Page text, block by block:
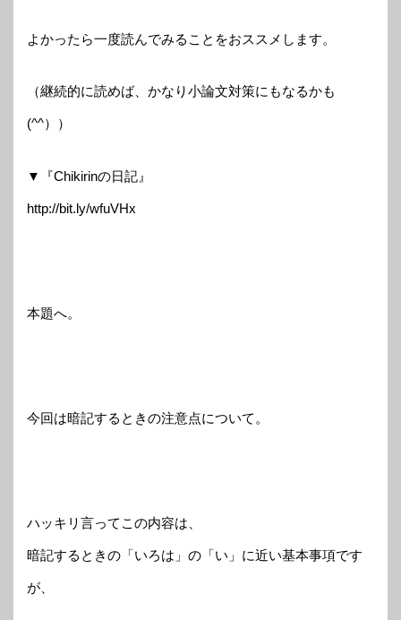
よかったら一度読んでみることをおススメします。
（継続的に読めば、かなり小論文対策にもなるかも
(^^））
▼『Chikirinの日記』
http://bit.ly/wfuVHx
本題へ。
今回は暗記するときの注意点について。
ハッキリ言ってこの内容は、
暗記するときの「いろは」の「い」に近い基本事項です
が、